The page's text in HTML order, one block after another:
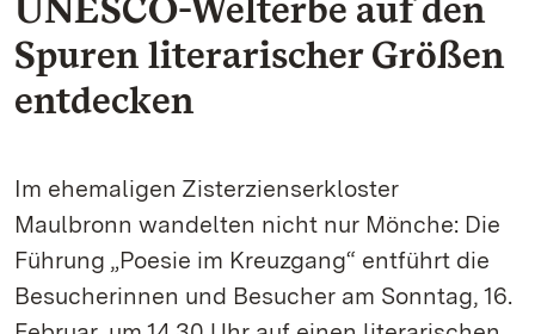
Spuren literarischer Größen
entdecken
Im ehemaligen Zisterzienserkloster
Maulbronn wandelten nicht nur Mönche: Die
Führung „Poesie im Kreuzgang“ entführt die
Besucherinnen und Besucher am Sonntag, 16.